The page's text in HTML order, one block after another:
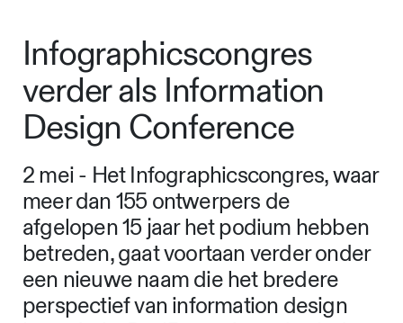
Infographicscongres
verder als Information
Design Conference
2 mei - Het Infographicscongres, waar
meer dan 155 ontwerpers de
afgelopen 15 jaar het podium hebben
betreden, gaat voortaan verder onder
een nieuwe naam die het bredere
perspectief van information design